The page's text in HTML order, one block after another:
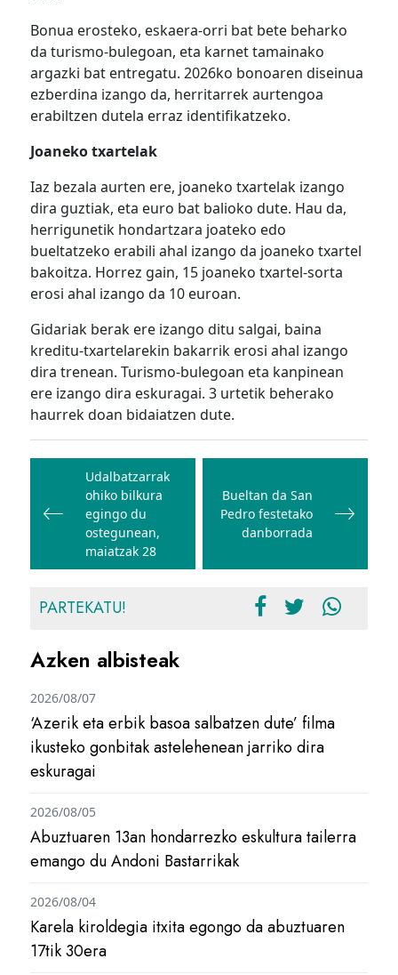
Bonua erosteko, eskaera-orri bat bete beharko
da turismo-bulegoan, eta karnet tamainako
argazki bat entregatu. 2026ko bonoaren diseinua
ezberdina izango da, herritarrek aurtengoa
erabiltzen dutela erraz identifikatzeko.
Joaneko txartelak
Iaz bezala aurten ere, joaneko txartelak izango
dira guztiak, eta euro bat balioko dute. Hau da,
herrigunetik hondartzara joateko edo
bueltatzeko erabili ahal izango da joaneko txartel
bakoitza. Horrez gain, 15 joaneko txartel-sorta
erosi ahal izango da 10 euroan.
Gidariak berak ere izango ditu salgai, baina
kreditu-txartelarekin bakarrik erosi ahal izango
dira trenean. Turismo-bulegoan eta kanpinean
ere izango dira eskuragai. 3 urtetik beherako
haurrek doan bidaiatzen dute.
Bidalketetan
zehar
nabigatu
Udalbatzarrak
ohiko bilkura
egingo du
ostegunean,
maiatzak 28
Bueltan da San
Pedro festetako
danborrada
PARTEKATU!
Azken albisteak
‘Azerik eta erbik basoa salbatzen dute’ filma
ikusteko gonbitak astelehenean jarriko dira
eskuragai
2026/08/07
Abuztuaren 13an hondarrezko eskultura tailerra
emango du Andoni Bastarrikak
2026/08/05
Karela kiroldegia itxita egongo da abuztuaren
17tik 30era
2026/08/04